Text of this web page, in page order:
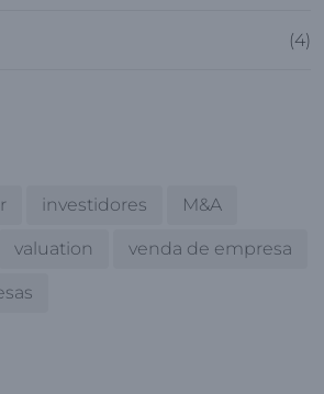
(4)
investidores M&A
valuation venda de empresa